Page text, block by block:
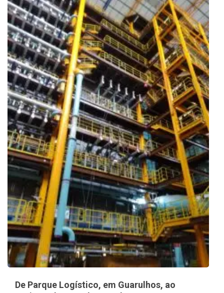
De Parque Logístico, em Guarulhos, ao